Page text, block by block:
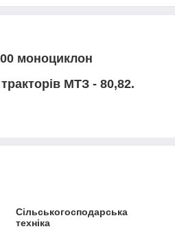
моноциклон
МТЗ - 80,82.
Сільськогосподарська
техніка